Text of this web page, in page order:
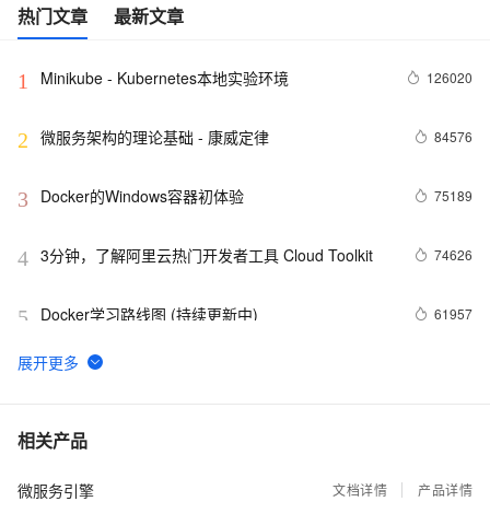
热门文章 最新文章
1 Minikube - Kubernetes本地实验环境 126020
2 微服务架构的理论基础 - 康威定律 84576
3 Docker的Windows容器初体验 75189
4 3分钟，了解阿里云热门开发者工具 Cloud Toolkit 74626
5 Docker学习路线图 (持续更新中) 61957
6 利用Zipkin对Spring Cloud应用进行服务追踪分析
7 基于Docker容器的，Jenkins、GitLab构建持续集成
8 谈谈 Docker Volume 之权限管理（一） 43493
相关产品
微服务引擎 文档详情 产品详情